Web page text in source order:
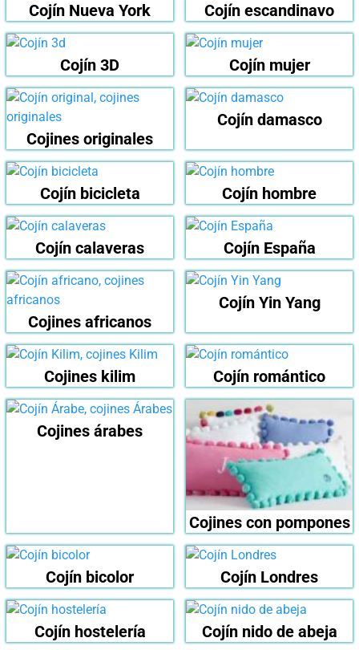
Cojín Nueva York Cojín escandinavo
Cojín 3D Cojín mujer
Cojines originales
Cojín damasco
Cojín bicicleta Cojín hombre
Cojín calaveras Cojín España
Cojines africanos
Cojín Yin Yang
Cojines kilim Cojín romántico
Cojines árabes
Cojines con pompones
Cojín bicolor Cojín Londres
Cojín hostelería Cojín nido de abeja